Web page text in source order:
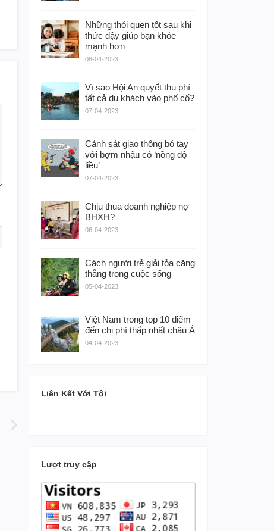
Những thói quen tốt sau khi
thức dậy giúp bạn khỏe
mạnh hơn
08-04-2023
Vì sao Hội An quyết thu phí
tất cả du khách vào phố cổ?
07-04-2023
Cảnh sát giao thông bó tay
với bợm nhậu có ‘nồng độ
liều’
07-04-2023
Chịu thua doanh nghiệp nợ
BHXH?
06-04-2023
Cách người trẻ giải tỏa căng
thẳng trong cuộc sống
05-04-2023
Việt Nam trong top 10 điểm
đến chi phí thấp nhất châu Á
04-04-2023
Liên Kết Với Tôi
Lượt truy cập